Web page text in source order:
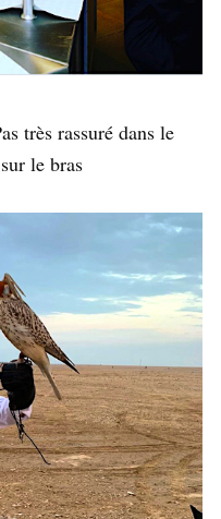
très rassuré dans le
le bras